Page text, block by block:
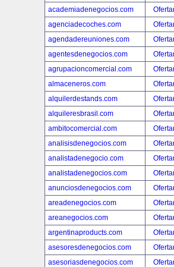
academiadenegocios.com
agenciadecoches.com
agendadereuniones.com
agentesdenegocios.com
agrupacioncomercial.com
almaceneros.com
alquilerdestands.com
alquileresbrasil.com
ambitocomercial.com
analisisdenegocios.com
analistadenegocio.com
analistadenegocios.com
anunciosdenegocios.com
areadenegocios.com
areanegocios.com
argentinaproducts.com
asesoresdenegocios.com
asesoriasdenegocios.com